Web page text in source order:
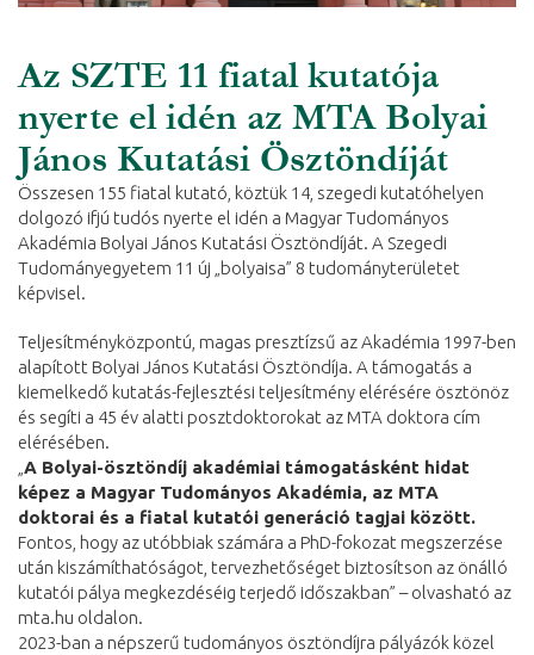
Az SZTE 11 fiatal kutatója
nyerte el idén az MTA Bolyai
János Kutatási Ösztöndíját
Összesen 155 fiatal kutató, köztük 14, szegedi kutatóhelyen
dolgozó ifjú tudós nyerte el idén a Magyar Tudományos
Akadémia Bolyai János Kutatási Ösztöndíját. A Szegedi
Tudományegyetem 11 új „bolyaisa” 8 tudományterületet
képvisel.
Teljesítményközpontú, magas presztízsű az Akadémia 1997-ben
alapított Bolyai János Kutatási Ösztöndíja. A támogatás a
kiemelkedő kutatás-fejlesztési teljesítmény elérésére ösztönöz
és segíti a 45 év alatti posztdoktorokat az MTA doktora cím
elérésében.
A Bolyai-ösztöndíj akadémiai támogatásként hidat
képez a Magyar Tudományos Akadémia, az MTA
doktorai és a fiatal kutatói generáció tagjai között.
Fontos, hogy az utóbbiak számára a PhD-fokozat megszerzése
után kiszámíthatóságot, tervezhetőséget biztosítson az önálló
kutatói pálya megkezdéséig terjedő időszakban” – olvasható az
mta.hu oldalon.
2023-ban a népszerű tudományos ösztöndíjra pályázók közel